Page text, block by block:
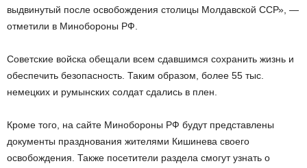
выдвинутый после освобождения столицы Молдавской ССР», —
отметили в Минобороны РФ.
Советские войска обещали всем сдавшимся сохранить жизнь и
обеспечить безопасность. Таким образом, более 55 тыс.
немецких и румынских солдат сдались в плен.
Кроме того, на сайте Минобороны РФ будут представлены
документы празднования жителями Кишинева своего
освобождения. Также посетители раздела смогут узнать о